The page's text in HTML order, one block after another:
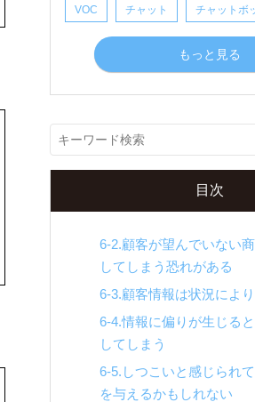
VOC チャット チャットボ
もっと見る
目次
5-2.顧客との信頼関係を
5-3.顧客の継続利用を促
5-4.既存の顧客を囲い込
5-5.潜在ニーズを掘り起
6.パーソナライズの危険性・
6-1.精度の高い顧客情報
い
6-2.顧客が望んでいない
してしまう恐れがある
6-3.顧客情報は状況によ
6-4.情報に偏りが生じる
してしまう
6-5.しつこいと感じられ
を与えるかもしれない